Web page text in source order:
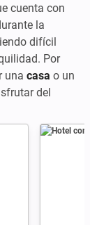
cuenta con
la
difícil
Por
una casa o un
del